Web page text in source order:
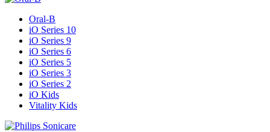
Oral-B
iO Series 10
iO Series 9
iO Series 6
iO Series 5
iO Series 3
iO Series 2
iO Kids
Vitality Kids